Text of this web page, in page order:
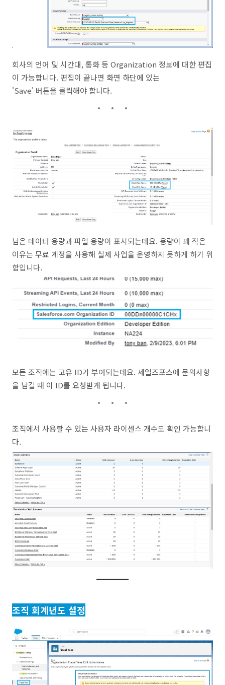
회사의 언어 및 시간대, 통화 등 Organization 정보에 대한 편집
이 가능합니다. 편집이 끝나면 화면 하단에 있는
'Save' 버튼을 클릭해야 합니다.
남은 데이터 용량과 파일 용량이 표시되는데요. 용량이 꽤 작은
이유는 무료 계정을 사용해 실제 사업을 운영하지 못하게 하기 위
함입니다.
모든 조직에는 고유 ID가 부여되는데요. 세일즈포스에 문의사항
을 남길 때 이 ID를 요청받게 됩니다.
조직에서 사용할 수 있는 사용자 라이센스 개수도 확인 가능합니
다.
조직 회계년도 설정